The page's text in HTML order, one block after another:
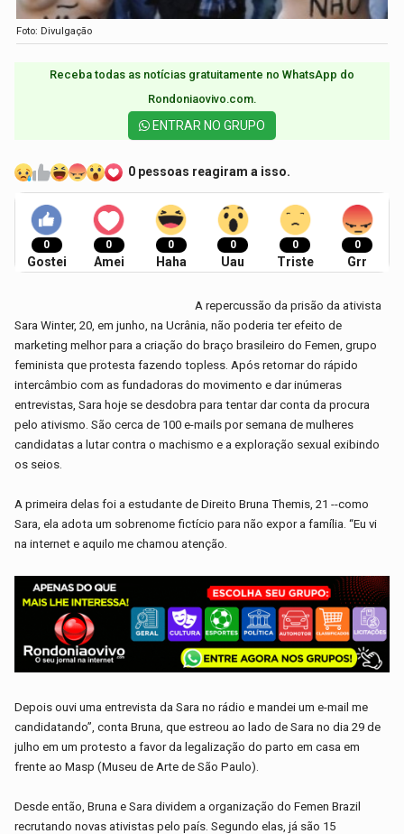
Foto: Divulgação
Receba todas as notícias gratuitamente no WhatsApp do
Rondoniaovivo.com.​
ENTRAR NO GRUPO
0 pessoas reagiram a isso.
0
Gostei
0
Amei
0
Haha
0
Uau
0
Triste
0
Grr
A repercussão da prisão da ativista
Sara Winter, 20, em junho, na Ucrânia, não poderia ter efeito de
marketing melhor para a criação do braço brasileiro do Femen, grupo
feminista que protesta fazendo topless. Após retornar do rápido
intercâmbio com as fundadoras do movimento e dar inúmeras
entrevistas, Sara hoje se desdobra para tentar dar conta da procura
pelo ativismo. São cerca de 100 e-mails por semana de mulheres
candidatas a lutar contra o machismo e a exploração sexual exibindo
os seios.
A primeira delas foi a estudante de Direito Bruna Themis, 21 --como
Sara, ela adota um sobrenome fictício para não expor a família. “Eu vi
na internet e aquilo me chamou atenção.
Depois ouvi uma entrevista da Sara no rádio e mandei um e-mail me
candidatando”, conta Bruna, que estreou ao lado de Sara no dia 29 de
julho em um protesto a favor da legalização do parto em casa em
frente ao Masp (Museu de Arte de São Paulo).
Desde então, Bruna e Sara dividem a organização do Femen Brazil
recrutando novas ativistas pelo país. Segundo elas, já são 15